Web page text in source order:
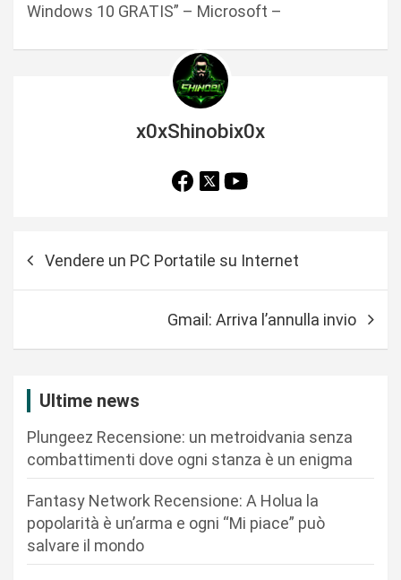
Windows 10 GRATIS” – Microsoft –
x0xShinobix0x
Vendere un PC Portatile su Internet
Gmail: Arriva l’annulla invio
Ultime news
Plungeez Recensione: un metroidvania senza
combattimenti dove ogni stanza è un enigma
Fantasy Network Recensione: A Holua la
popolarità è un’arma e ogni “Mi piace” può
salvare il mondo